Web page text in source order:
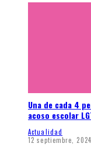
Una de cada 4
acoso escolar
Actualidad
12 septiembre, 2024